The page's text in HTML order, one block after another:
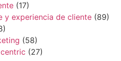
(17)
y experiencia de cliente (89)
(58)
(27)